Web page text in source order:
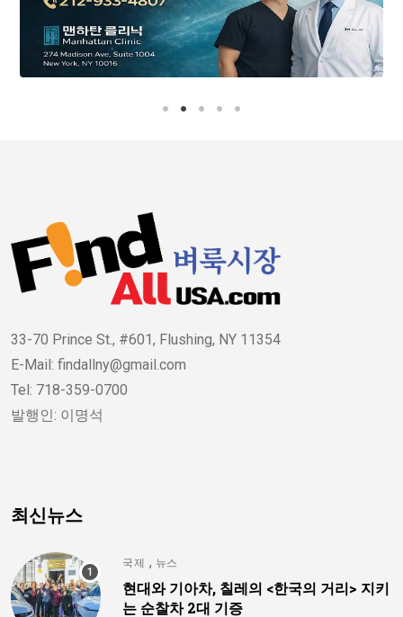
33-70 Prince St., #601, Flushing, NY 11354
E-Mail: findallny@gmail.com
Tel: 718-359-0700
발행인: 이명석
최신뉴스
국제 , 뉴스
현대와 기아차, 칠레의 <한국의 거리> 지키
는 순찰차 2대 기증